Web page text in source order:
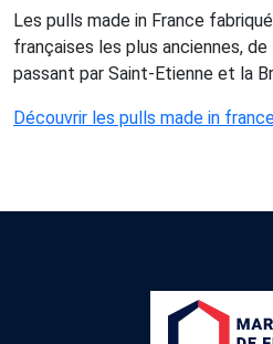
Les pulls made in France
françaises les plus anciennes, de
passant par Saint-Etienne et la
Découvrir les pulls made in